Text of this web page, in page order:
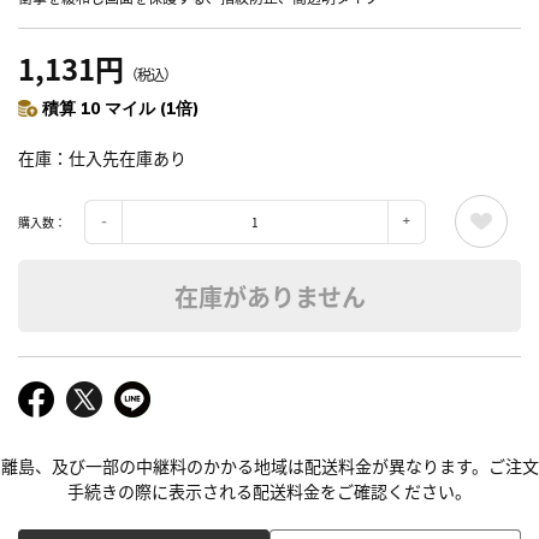
1,131円 （税込）
積算 10 マイル (1倍)
在庫 仕入先在庫あり
購入数：
在庫がありません
離島、及び一部の中継料のかかる地域は配送料金が異なります。ご注文
手続きの際に表示される配送料金をご確認ください。